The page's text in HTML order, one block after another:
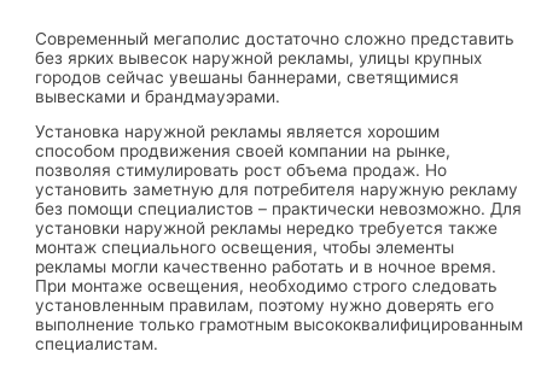
Современный мегаполис достаточно сложно представить
без ярких вывесок наружной рекламы, улицы крупных
городов сейчас увешаны баннерами, светящимися
вывесками и брандмауэрами.
Установка наружной рекламы является хорошим
способом продвижения своей компании на рынке,
позволяя стимулировать рост объема продаж. Но
установить заметную для потребителя наружную рекламу
без помощи специалистов – практически невозможно. Для
установки наружной рекламы нередко требуется также
монтаж специального освещения, чтобы элементы
рекламы могли качественно работать и в ночное время.
При монтаже освещения, необходимо строго следовать
установленным правилам, поэтому нужно доверять его
выполнение только грамотным высококвалифицированным
специалистам.